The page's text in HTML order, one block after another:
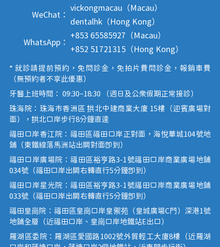
WeChat：
vickongmacau（Macau）
dentalhk（Hong Kong）
WhatsApp：
+853 65585927（Macau）
+852 51721315（Hong Kong）
* 就診請提前預約，免問診金，免拍片費問診金，報銷車費
（無預約者不享此優惠）
牙醫上班時間： 09:30~18:30 （週日及公眾假期正常接診）
珠海院：珠海市香洲區 拱北中建商業大廈 15樓（迎賓廣場對
面），拱北口岸步行8分鐘直達
福田口岸香江院：福田區福田口岸正對面，海悅華城104號地
鋪（東鐵線落馬洲站出關對面即到）
福田口岸廣場院：福田區裕亨路3-1號福田口岸商業廣場地鋪
034號（福田口岸出關右轉直行5分鐘即到）
福田口岸星光院：福田區裕亨路3-1號福田口岸商業廣場地鋪
033號（福田口岸出關右轉直行5分鐘即到）
福田皇崗院：福田區皇崗口岸皇禦苑（皇城廣場C門）深港1號
地鋪全層（近福田口岸、皇崗口岸地鐵站E出口）
羅湖區委院：羅湖區愛國路1002號外貿輕工大廈8樓（近羅湖